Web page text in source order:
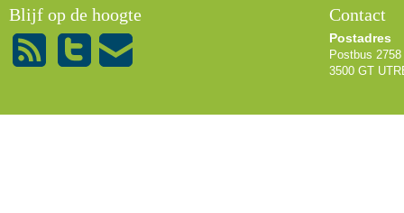
Blijf op de hoogte Contact
Postadres
Postbus 2758
3500 GT